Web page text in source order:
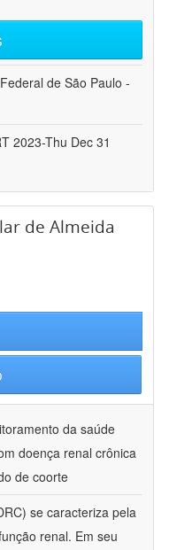
de São Paulo -
2023-Thu Dec 31
de Almeida
da saúde
doença renal crônica
de coorte
se caracteriza pela
renal. Em seu